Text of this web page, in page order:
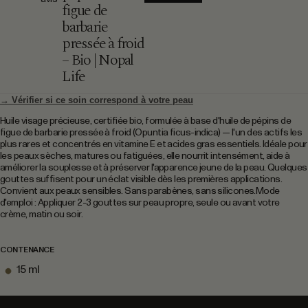
figue de
barbarie
pressée à froid
– Bio | Nopal
Life
→ Vérifier si ce soin correspond à votre peau
Huile visage précieuse, certifiée bio, formulée à base d'huile de pépins de
figue de barbarie pressée à froid (Opuntia ficus-indica) — l'un des actifs les
plus rares et concentrés en vitamine E et acides gras essentiels. Idéale pour
les peaux sèches, matures ou fatiguées, elle nourrit intensément, aide à
améliorer la souplesse et à préserver l'apparence jeune de la peau. Quelques
gouttes suffisent pour un éclat visible dès les premières applications.
Convient aux peaux sensibles. Sans parabènes, sans silicones.Mode
d'emploi : Appliquer 2-3 gouttes sur peau propre, seule ou avant votre
crème, matin ou soir.
CONTENANCE
15 ml